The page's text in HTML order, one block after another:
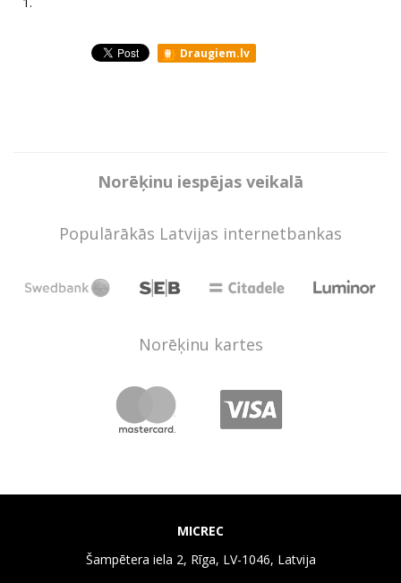
Draugiem.lv
Norēķinu iespējas veikalā
Populārākās Latvijas internetbankas
Norēķinu kartes
MICREC
Šampētera iela 2, Rīga, LV-1046, Latvija